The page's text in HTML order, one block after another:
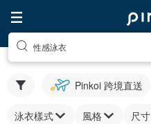
性感泳衣
Pinkoi 跨境直送
泳衣樣式 風格 尺寸